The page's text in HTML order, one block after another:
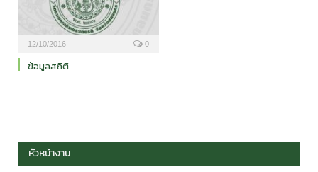
12/10/2016 0
ข้อมูลสถิติ
หัวหน้างาน